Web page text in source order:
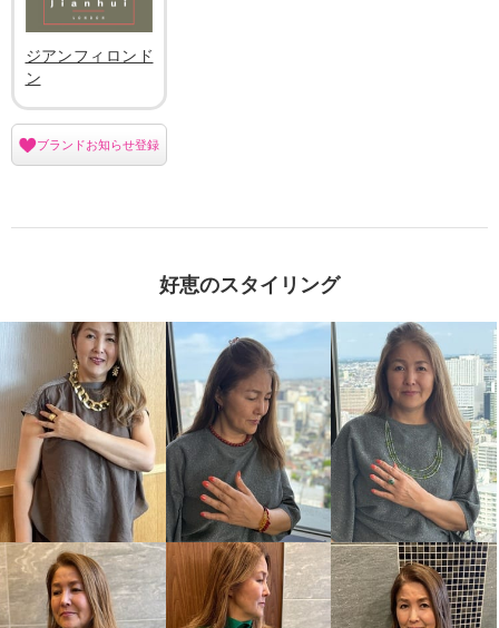
ジアンフィロンド
ン
ブランドお知らせ登録
好恵のスタイリング